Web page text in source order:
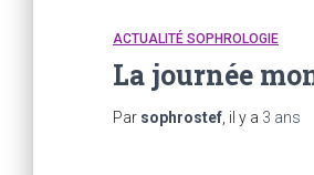
ACTUALITÉ SOPHROLOGIE
La journée
Par sophrostef , il y a 3 ans